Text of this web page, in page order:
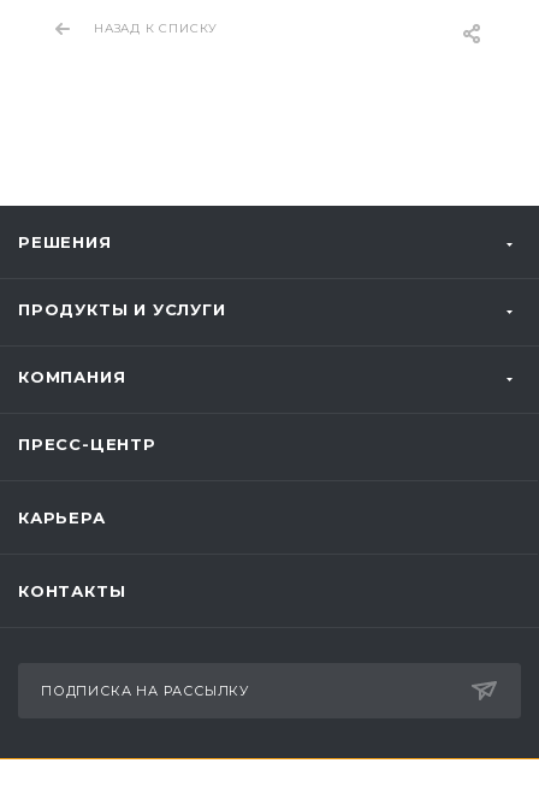
НАЗАД К СПИСКУ
РЕШЕНИЯ
ПРОДУКТЫ И УСЛУГИ
КОМПАНИЯ
ПРЕСС-ЦЕНТР
КАРЬЕРА
КОНТАКТЫ
ПОДПИСКА НА РАССЫЛКУ